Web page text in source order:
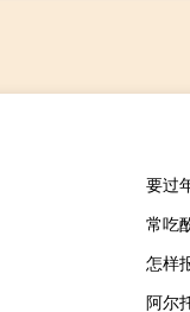
要过
常吃
怎样
阿尔